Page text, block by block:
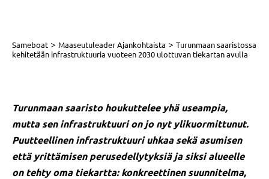
Sameboat > Maaseutuleader Ajankohtaista > Turunmaan saaristossa
kehitetään infrastruktuuria vuoteen 2030 ulottuvan tiekartan avulla
Turunmaan saaristo houkuttelee yhä useampia,
mutta sen infrastruktuuri on jo nyt ylikuormittunut.
Puutteellinen infrastruktuuri uhkaa sekä asumisen
että yrittämisen perusedellytyksiä ja siksi alueelle
on tehty oma tiekartta: konkreettinen suunnitelma,